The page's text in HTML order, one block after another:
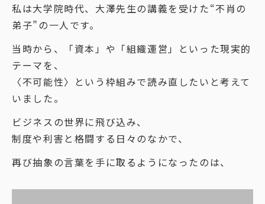
私は大学院時代、大澤先生の講義を受けた“不肖の
弟子”の一人です。
当時から、「資本」や「組織運営」といった現実的
テーマを、
〈不可能性〉という枠組みで読み直したいと考えて
いました。
ビジネスの世界に飛び込み、
制度や利害と格闘する日々のなかで、
再び抽象の言葉を手に取るようになったのは、